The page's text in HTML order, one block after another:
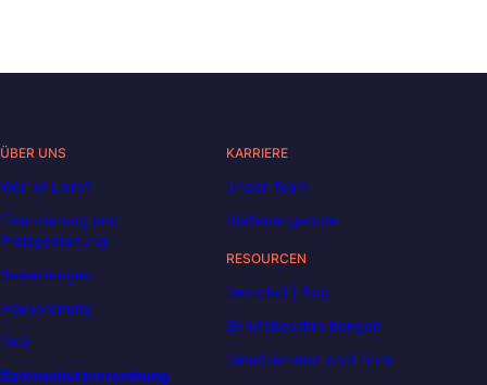
ÜBER UNS
Wer ist Liora?
Finanzierung und
Preisgestaltung
Bewertungen
Hausordnung
FAQ
Datenschutzverordnung
KARRIERE
Unser Team
Stellenangebote
RESOURCEN
Decoded | Blog
Berufsbeschreibungen
DataScientest wird Liora